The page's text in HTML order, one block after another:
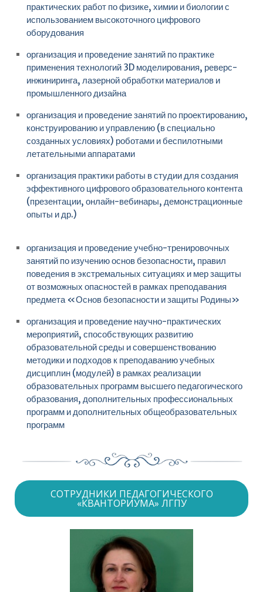
практических работ по физике, химии и биологии с
использованием высокоточного цифрового
оборудования
организация и проведение занятий по практике
применения технологий 3D моделирования, реверс-
инжиниринга, лазерной обработки материалов и
промышленного дизайна
организация и проведение занятий по проектированию,
конструированию и управлению (в специально
созданных условиях) роботами и беспилотными
летательными аппаратами
организация практики работы в студии для создания
эффективного цифрового образовательного контента
(презентации, онлайн-вебинары, демонстрационные
опыты и др.)
организация и проведение учебно-тренировочных
занятий по изучению основ безопасности, правил
поведения в экстремальных ситуациях и мер защиты
от возможных опасностей в рамках преподавания
предмета «Основ безопасности и защиты Родины»
организация и проведение научно-практических
мероприятий, способствующих развитию
образовательной среды и совершенствованию
методики и подходов к преподаванию учебных
дисциплин (модулей) в рамках реализации
образовательных программ высшего педагогического
образования, дополнительных профессиональных
программ и дополнительных общеобразовательных
программ
СОТРУДНИКИ ПЕДАГОГИЧЕСКОГО
«КВАНТОРИУМА» ЛГПУ